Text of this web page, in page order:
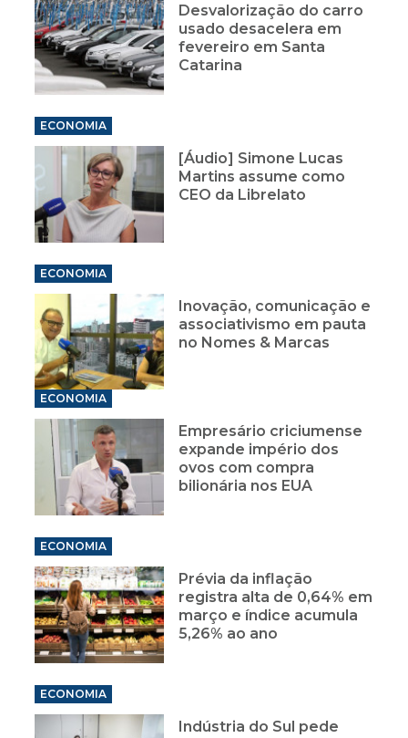
Desvalorização do carro
usado desacelera em
fevereiro em Santa
Catarina
ECONOMIA
[Áudio] Simone Lucas
Martins assume como
CEO da Librelato
ECONOMIA
Inovação, comunicação e
associativismo em pauta
no Nomes & Marcas
ECONOMIA
Empresário criciumense
expande império dos
ovos com compra
bilionária nos EUA
ECONOMIA
Prévia da inflação
registra alta de 0,64% em
março e índice acumula
5,26% ao ano
ECONOMIA
Indústria do Sul pede